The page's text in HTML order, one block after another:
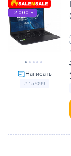
# 157099
+2 000 Б